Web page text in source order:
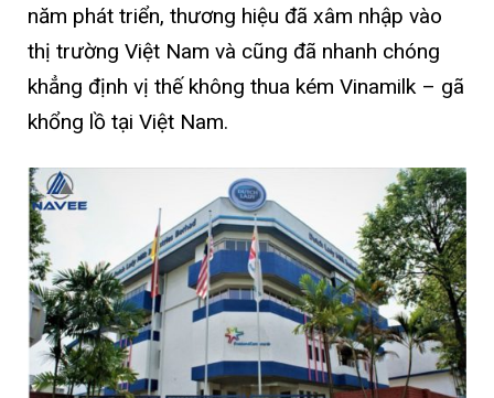
năm phát triển, thương hiệu đã xâm nhập vào
thị trường Việt Nam và cũng đã nhanh chóng
khẳng định vị thế không thua kém Vinamilk – gã
khổng lồ tại Việt Nam.